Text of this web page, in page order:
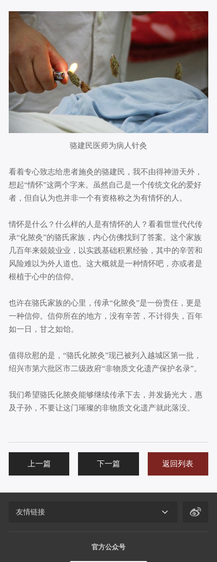
骆建民医师为病人针灸
看着专心致志给患者施灸的骆建民，我不由得神游天外，
想起“情怀”这两个字来。虽然自己是一个传统文化的爱好
者，但自认为也并非一个有资格称之为有情怀的人。
情怀是什么？什么样的人是有情怀的人？看着世世代代传
承“化脓灸”的骆氏家族，内心仿佛找到了答案。这个家族
几百年来兢兢业业，以实践基础积累经验，其中的辛苦和
风险难以为外人道也。这大概就是一种情怀吧，亦或者是
根植于心中的信仰。
也许在骆氏家族的心里，传承“化脓灸”是一份责任，更是
一种信仰。信仰所在的地方，没有辛苦，不计得失，百年
如一日，甘之如饴。
值得欣慰的是，“骆氏化脓灸”现已被列入越城区第一批，
绍兴市第六批区市二级政府“非物质文化遗产保护名录”。
我们希望骆氏化脓灸能够继续传承下去，并发扬光大，惠
及子孙，不要让这门璀璨的非物质文化遗产就此落没。
上一篇 下一篇 返回列表
友情链接
官方公众号